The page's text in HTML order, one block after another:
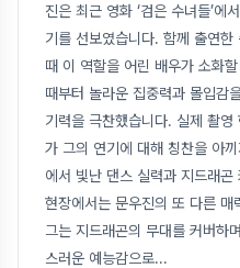
진은 최근 영화 ‘검은 수녀들’에
기를 선보였습니다. 함께 출연
때 이 역할을 어린 배우가 소화
때부터 놀라운 집중력과 몰입감
기력을 극찬했습니다. 실제 촬
가 그의 연기에 대해 칭찬을 아
에서 빛난 댄스 실력과 지드래곤
현장에서는 문우진의 또 다른 매
그는 지드래곤의 무대를 커버하
스러운 예능감으로...